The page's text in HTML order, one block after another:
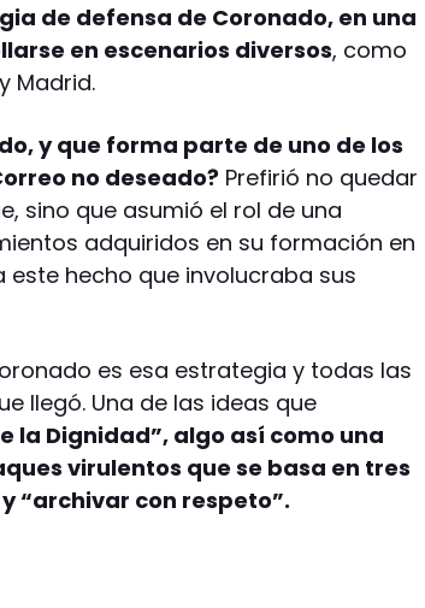
de defensa de Coronado, en una
en escenarios diversos, como
Madrid.
y que forma parte de uno de los
no deseado? Prefirió no quedar
sino que asumió el rol de una
adquiridos en su formación en
hecho que involucraba sus
es esa estrategia y todas las
llegó. Una de las ideas que
la Dignidad”, algo así como una
virulentos que se basa en tres
“archivar con respeto”.